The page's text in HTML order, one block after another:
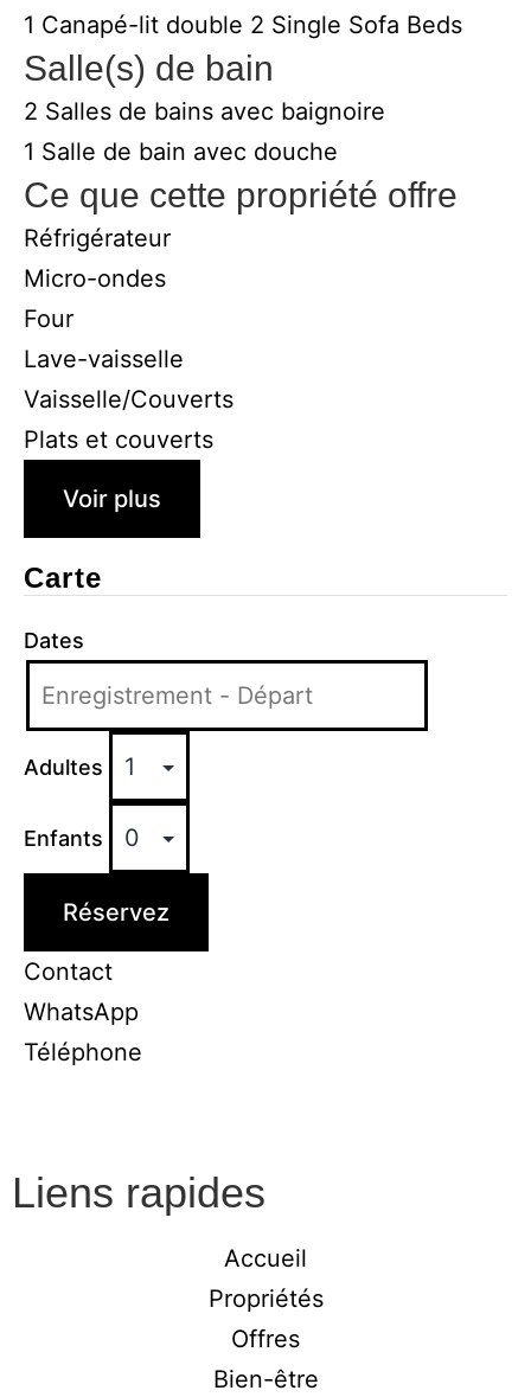
1 Canapé-lit double 2 Single Sofa Beds
Salle(s) de bain
2 Salles de bains avec baignoire
1 Salle de bain avec douche
Ce que cette propriété offre
Réfrigérateur
Micro-ondes
Four
Lave-vaisselle
Vaisselle/Couverts
Plats et couverts
Voir plus
Carte
Dates
Adultes
Enfants
Réservez
Contact
WhatsApp
Téléphone
Liens rapides
Accueil
Propriétés
Offres
Bien-être